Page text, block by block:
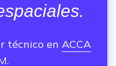
técnico en ACCA